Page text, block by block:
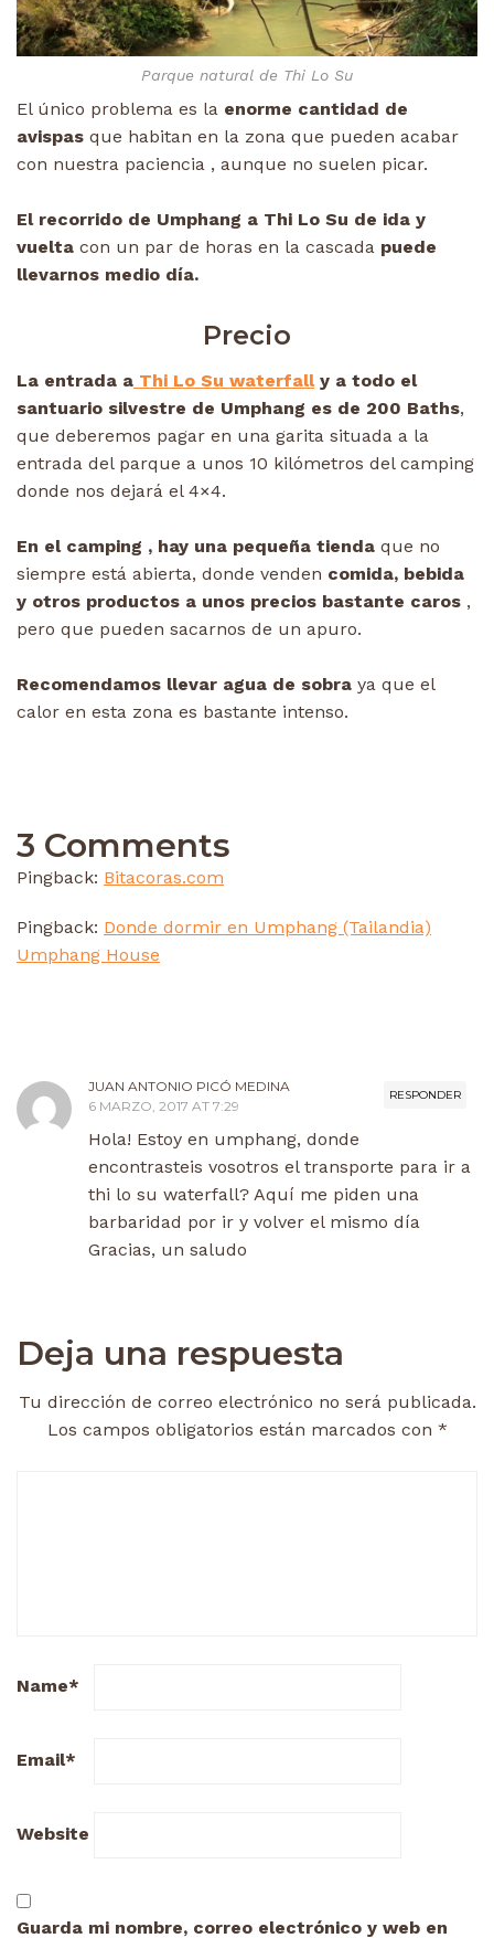
Parque natural de Thi Lo Su
El único problema es la enorme cantidad de
avispas que habitan en la zona que pueden acabar
con nuestra paciencia , aunque no suelen picar.
El recorrido de Umphang a Thi Lo Su de ida y
vuelta con un par de horas en la cascada puede
llevarnos medio día.
Precio
La entrada a Thi Lo Su waterfally a todo el
santuario silvestre de Umphang es de 200 Baths,
que deberemos pagar en una garita situada a la
entrada del parque a unos 10 kilómetros del camping
donde nos dejará el 4×4.
En el camping , hay una pequeña tienda que no
siempre está abierta, donde venden comida, bebida
y otros productos a unos precios bastante caros ,
pero que pueden sacarnos de un apuro.
Recomendamos llevar agua de sobra ya que el
calor en esta zona es bastante intenso.
3 Comments
Pingback: Bitacoras.com
Pingback: Donde dormir en Umphang (Tailandia)
Umphang House
RESPONDER
JUAN ANTONIO PICÓ MEDINA
6 MARZO, 2017 AT 7:29
Hola! Estoy en umphang, donde
encontrasteis vosotros el transporte para ir a
thi lo su waterfall? Aquí me piden una
barbaridad por ir y volver el mismo día
Gracias, un saludo
Deja una respuesta
Tu dirección de correo electrónico no será publicada.
Los campos obligatorios están marcados con *
Name*
Email*
Website
Guarda mi nombre, correo electrónico y web en